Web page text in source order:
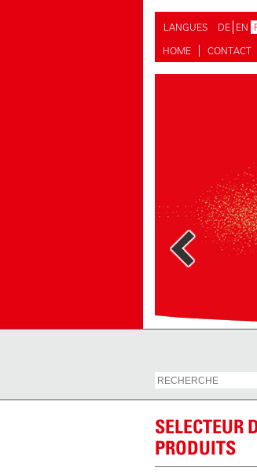
LANGUES DE EN
HOME
CONTACT
SELECTEUR
PRODUITS